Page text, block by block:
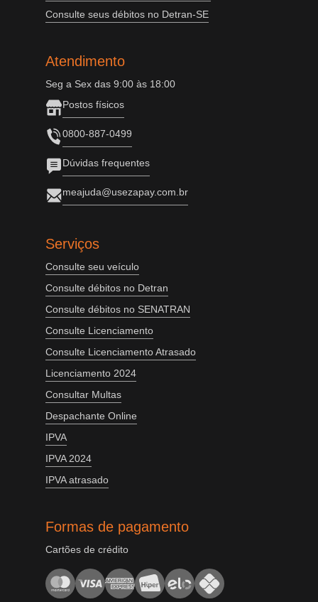
Consulte seus débitos no Detran-SE
Atendimento
Seg a Sex das 9:00 às 18:00
Postos físicos
0800-887-0499
Dúvidas frequentes
meajuda@usezapay.com.br
Serviços
Consulte seu veículo
Consulte débitos no Detran
Consulte débitos no SENATRAN
Consulte Licenciamento
Consulte Licenciamento Atrasado
Licenciamento 2024
Consultar Multas
Despachante Online
IPVA
IPVA 2024
IPVA atrasado
Formas de pagamento
Cartões de crédito